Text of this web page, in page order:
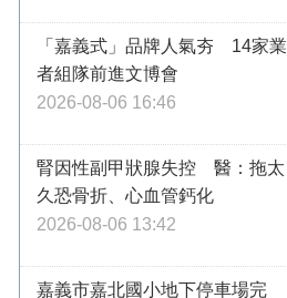
「嘉義式」品牌人氣夯 14家業
者組隊前進文博會
2026-08-06 16:46
腎因性副甲狀腺失控 醫：拖太
久恐骨折、心血管鈣化
2026-08-06 13:42
嘉義市嘉北國小地下停車場完